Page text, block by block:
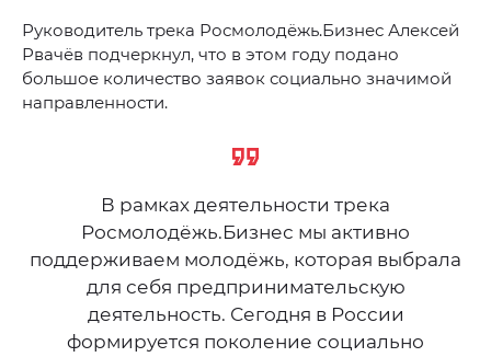
Руководитель трека Росмолодёжь.Бизнес Алексей
Рвачёв подчеркнул, что в этом году подано
большое количество заявок социально значимой
направленности.
В рамках деятельности трека
Росмолодёжь.Бизнес мы активно
поддерживаем молодёжь, которая выбрала
для себя предпринимательскую
деятельность. Сегодня в России
формируется поколение социально